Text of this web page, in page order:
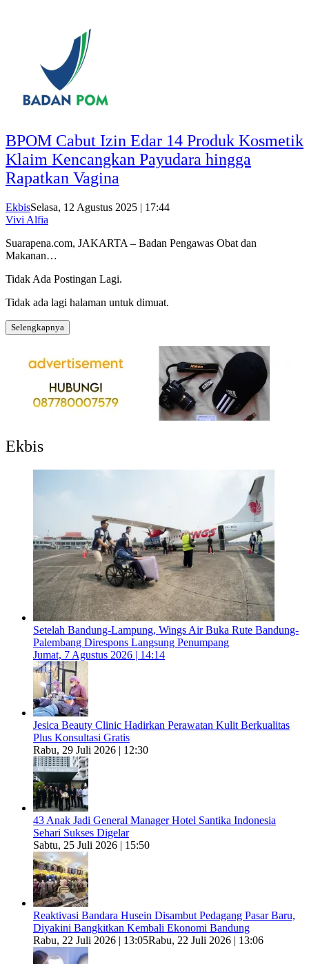
BPOM Cabut Izin Edar 14 Produk Kosmetik
Klaim Kencangkan Payudara hingga
Rapatkan Vagina
EkbisSelasa, 12 Agustus 2025 | 17:44
Vivi Alfia
Suarapena.com, JAKARTA – Badan Pengawas Obat dan
Makanan…
Tidak Ada Postingan Lagi.
Tidak ada lagi halaman untuk dimuat.
Selengkapnya
Ekbis
Setelah Bandung-Lampung, Wings Air Buka Rute Bandung-
Palembang Direspons Langsung Penumpang
Jumat, 7 Agustus 2026 | 14:14
Jesica Beauty Clinic Hadirkan Perawatan Kulit Berkualitas
Plus Konsultasi Gratis
Rabu, 29 Juli 2026 | 12:30
43 Anak Jadi General Manager Hotel Santika Indonesia
Sehari Sukses Digelar
Sabtu, 25 Juli 2026 | 15:50
Reaktivasi Bandara Husein Disambut Pedagang Pasar Baru,
Diyakini Bangkitkan Kembali Ekonomi Bandung
Rabu, 22 Juli 2026 | 13:05Rabu, 22 Juli 2026 | 13:06